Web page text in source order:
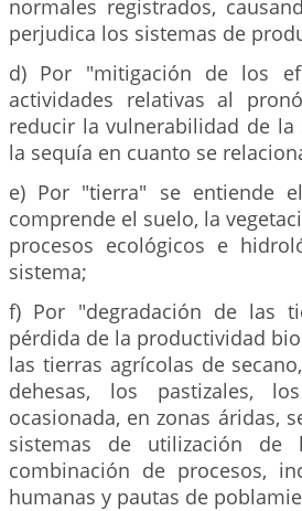
normales registrados,
perjudica los sistemas de
d) Por "mitigación de los
actividades relativas al
reducir la vulnerabilidad de
la sequía en cuanto se
e) Por "tierra" se entiende
comprende el suelo, la
procesos ecológicos e
sistema;
f) Por "degradación de las
pérdida de la productividad
las tierras agrícolas de
dehesas, los pastizales,
ocasionada, en zonas áridas,
sistemas de utilización
combinación de procesos,
humanas y pautas de